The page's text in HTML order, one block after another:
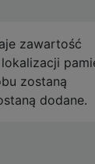
zawartość
zostaną
dodane.